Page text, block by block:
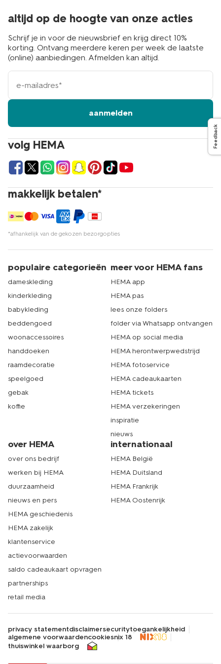
volg HEMA
makkelijk betalen*
*afhankelijk van de gekozen bezorgopties
altijd op de hoogte van onze acties
Schrijf je in voor de nieuwsbrief en krijg direct 10%
korting. Ontvang meerdere keren per week de laatste
(online) aanbiedingen. Afmelden kan altijd.
e-
mailadres
aanmelden
populaire categorieën
dameskleding
kinderkleding
babykleding
beddengoed
woonaccessoires
handdoeken
raamdecoratie
speelgoed
gebak
koffie
meer voor HEMA fans
HEMA app
HEMA pas
lees onze folders
folder via Whatsapp ontvangen
HEMA op social media
HEMA herontwerpwedstrijd
HEMA fotoservice
HEMA cadeaukaarten
HEMA tickets
HEMA verzekeringen
inspiratie
nieuws
over HEMA
over ons bedrijf
werken bij HEMA
duurzaamheid
nieuws en pers
HEMA geschiedenis
HEMA zakelijk
klantenservice
actievoorwaarden
saldo cadeaukaart opvragen
partnerships
retail media
internationaal
HEMA België
HEMA Duitsland
HEMA Frankrijk
HEMA Oostenrijk
privacy statementdisclaimersecuritytoegankelijkheid
algemene voorwaardencookiesnix 18
thuiswinkel waarborg
Feedback